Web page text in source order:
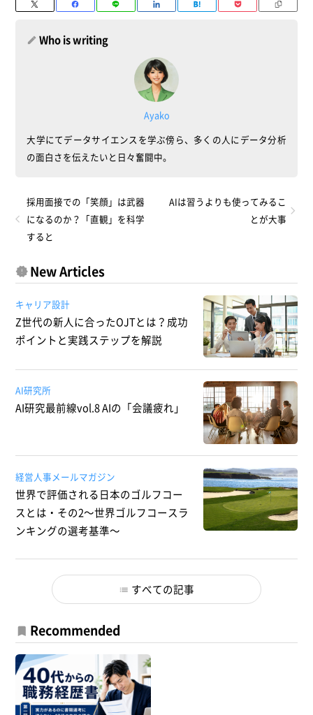
Who is writing
Ayako
大学にてデータサイエンスを学ぶ傍ら、多くの人にデータ分析
の面白さを伝えたいと日々奮闘中。
AIは習うよりも使ってみるこ
とが大事
採用面接での「笑顔」は武器
になるのか？「直観」を科学
すると
New Articles
キャリア設計
Z世代の新人に合ったOJTとは？成功
ポイントと実践ステップを解説
AI研究所
AI研究最前線vol.8 AIの「会議疲れ」
経営人事メールマガジン
世界で評価される日本のゴルフコー
スとは・その2～世界ゴルフコースラ
ンキングの選考基準～
すべての記事
Recommended